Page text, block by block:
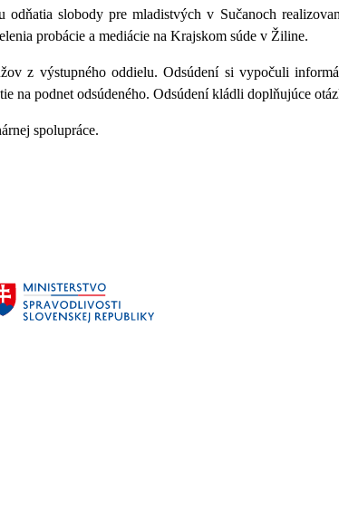
slobody pre mladistvých v Sučanoch
probácie a mediácie na Krajskom súde v Žiline.
z výstupného oddielu. Odsúdení si vypočuli
na podnet odsúdeného. Odsúdení kládli doplňujúce
spolupráce.